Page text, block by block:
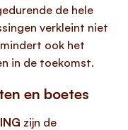
de hele
verkleint niet
ook het
in de toekomst.
en boetes
zijn de